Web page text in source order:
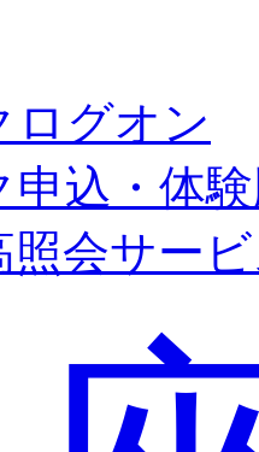
ログオン
込・体
会サー